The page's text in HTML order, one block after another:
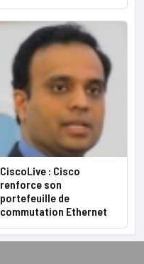
CiscoLive : Cisco
renforce son
portefeuille de
commutation Ethernet